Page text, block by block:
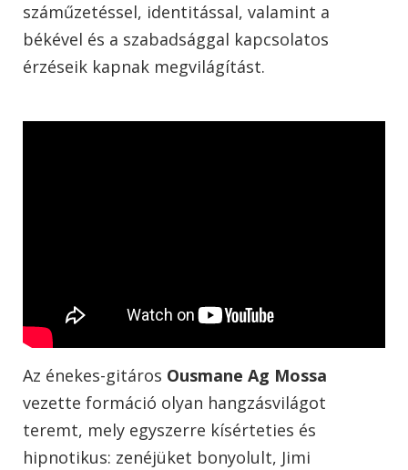
száműzetéssel, identitással, valamint a
békével és a szabadsággal kapcsolatos
érzéseik kapnak megvilágítást.
Az énekes-gitáros Ousmane Ag Mossa
vezette formáció olyan hangzásvilágot
teremt, mely egyszerre kísérteties és
hipnotikus: zenéjüket bonyolult, Jimi